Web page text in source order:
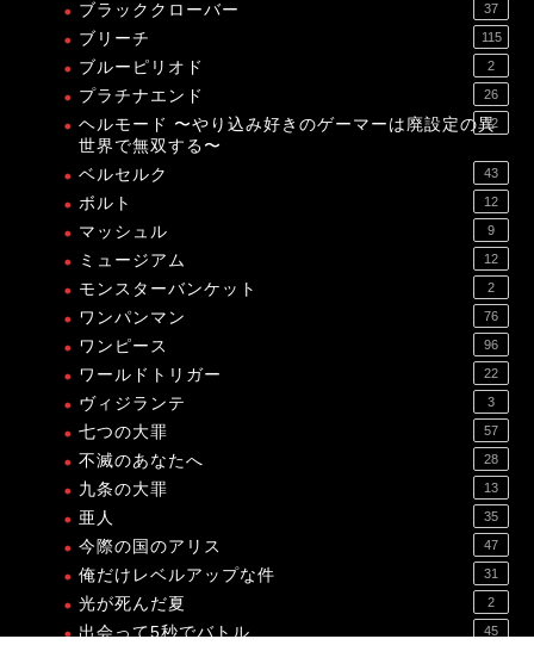
ブラッククローバー 37
ブリーチ 115
ブルーピリオド 2
プラチナエンド 26
ヘルモード 〜やり込み好きのゲーマーは廃設定の異
世界で無双する〜
12
ベルセルク 43
ボルト 12
マッシュル 9
ミュージアム 12
モンスターバンケット 2
ワンパンマン 76
ワンピース 96
ワールドトリガー 22
ヴィジランテ 3
七つの大罪 57
不滅のあなたへ 28
九条の大罪 13
亜人 35
今際の国のアリス 47
俺だけレベルアップな件 31
光が死んだ夏 2
出会って5秒でバトル 45